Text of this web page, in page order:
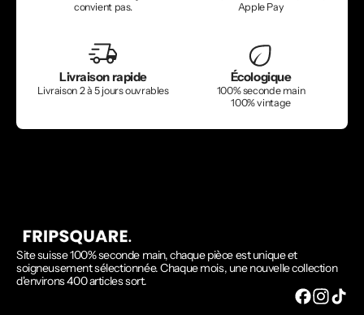
convient pas.
Apple Pay
Livraison rapide
Livraison 2 à 5 jours ouvrables
Écologique
100% seconde main
100% vintage
Site suisse 100% seconde main, chaque pièce est unique et
soigneusement sélectionnée. Chaque mois, une nouvelle collection
d'environs 400 articles sort.